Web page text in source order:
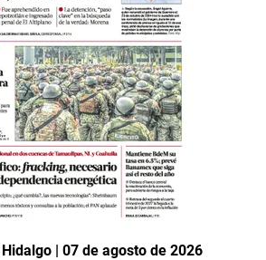
| 07 de agosto de 2026